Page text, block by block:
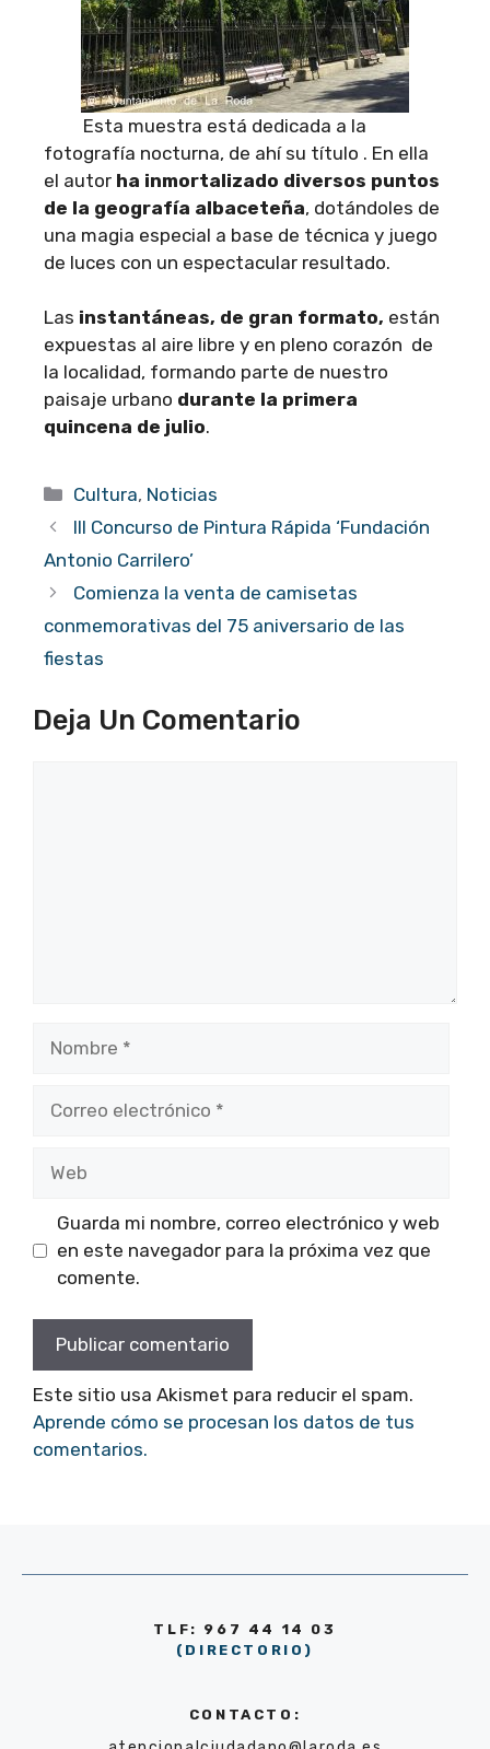
Esta muestra está dedicada a la
fotografía nocturna, de ahí su título . En ella
el autor ha inmortalizado diversos puntos
de la geografía albaceteña, dotándoles de
una magia especial a base de técnica y juego
de luces con un espectacular resultado.
Las instantáneas, de gran formato, están
expuestas al aire libre y en pleno corazón de
la localidad, formando parte de nuestro
paisaje urbano durante la primera
quincena de julio.
Categorías
Cultura, Noticias
III Concurso de Pintura Rápida ‘Fundación
Antonio Carrilero’
Comienza la venta de camisetas
conmemorativas del 75 aniversario de las
fiestas
Deja Un Comentario
electrónico
Guarda mi nombre, correo electrónico y web
en este navegador para la próxima vez que
comente.
Este sitio usa Akismet para reducir el spam.
Aprende cómo se procesan los datos de tus
comentarios.
TLF: 967 44 14 03
(DIRECTORIO)
CONTACTO: